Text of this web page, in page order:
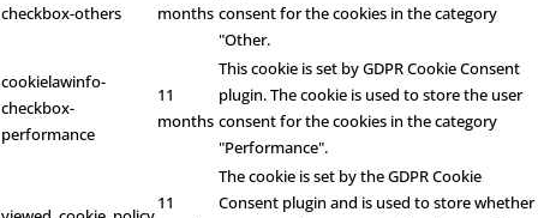
checkbox-others
months consent for the cookies in the category
"Other.
cookielawinfo-
checkbox-
performance
11
months
This cookie is set by GDPR Cookie Consent
plugin. The cookie is used to store the user
consent for the cookies in the category
"Performance".
11
The cookie is set by the GDPR Cookie
Consent plugin and is used to store whether